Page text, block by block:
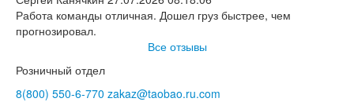
Работа команды отличная. Дошел груз быстрее, чем
прогнозировал.
Все отзывы
Розничный отдел
8(800) 550-6-770 zakaz@taobao.ru.com